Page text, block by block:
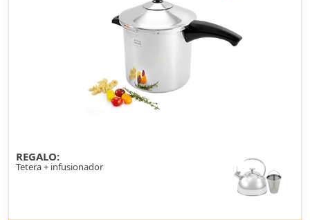
REGALO:
Tetera + infusionador